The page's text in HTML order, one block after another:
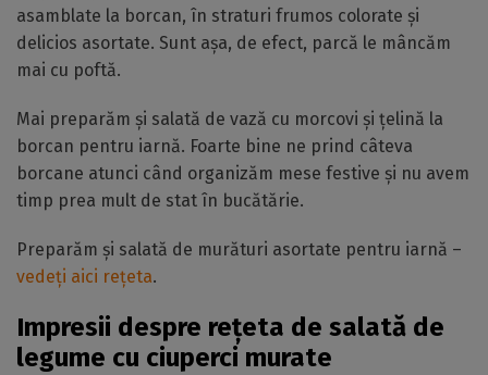
asamblate la borcan, în straturi frumos colorate și
delicios asortate. Sunt așa, de efect, parcă le mâncăm
mai cu poftă.
Mai preparăm și salată de vază cu morcovi și țelină la
borcan pentru iarnă. Foarte bine ne prind câteva
borcane atunci când organizăm mese festive și nu avem
timp prea mult de stat în bucătărie.
Preparăm și salată de murături asortate pentru iarnă –
vedeți aici rețeta.
Impresii despre rețeta de salată de
legume cu ciuperci murate